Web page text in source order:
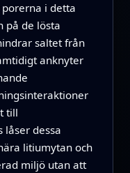
i detta
på de lösta
saltet från
anknyter
till
låser dessa
litiumytan och
miljö utan att